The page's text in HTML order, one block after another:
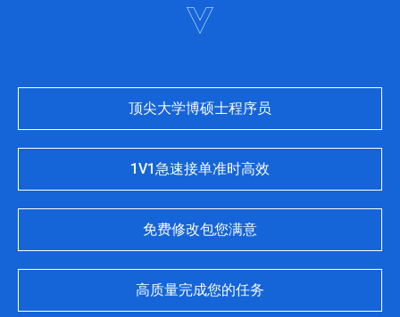
顶尖大学博硕士程序员
1V1急速接单准时高效
免费修改包您满意
高质量完成您的任务